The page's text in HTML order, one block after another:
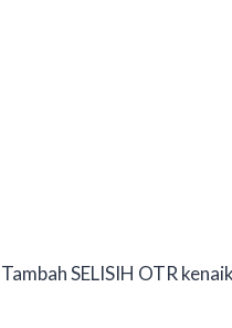
Tambah SELISIH OTR